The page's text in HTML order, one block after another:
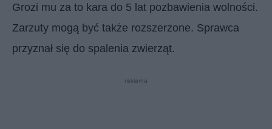
Grozi mu za to kara do 5 lat pozbawienia wolności.
Zarzuty mogą być także rozszerzone. Sprawca
przyznał się do spalenia zwierząt.
reklama